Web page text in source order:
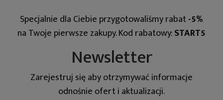
Specjalnie dla Ciebie przygotowaliśmy rabat-5%
na Twoje pierwsze zakupy. Kod rabatowy:START5
Newsletter
Zarejestruj się aby otrzymywać informacje
odnośnie ofert i aktualizacji.